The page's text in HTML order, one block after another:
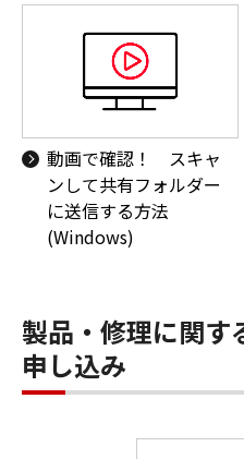
動画で確認！ スキャ
ンして共有フォルダー
に送信する方法
(Windows)
製品・修理に関す
申し込み